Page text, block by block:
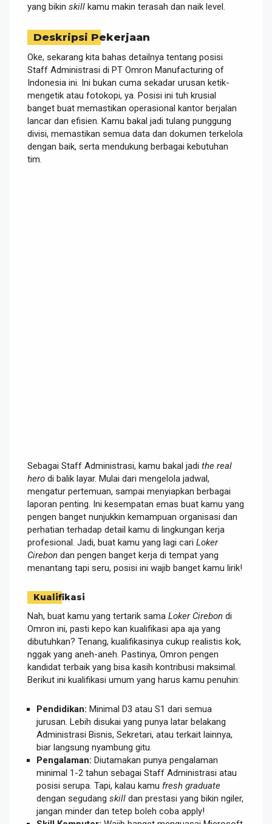
yang bikin skill kamu makin terasah dan naik level.
Deskripsi Pekerjaan
Oke, sekarang kita bahas detailnya tentang posisi
Staff Administrasi di PT Omron Manufacturing of
Indonesia ini. Ini bukan cuma sekadar urusan ketik-
mengetik atau fotokopi, ya. Posisi ini tuh krusial
banget buat memastikan operasional kantor berjalan
lancar dan efisien. Kamu bakal jadi tulang punggung
divisi, memastikan semua data dan dokumen terkelola
dengan baik, serta mendukung berbagai kebutuhan
tim.
Sebagai Staff Administrasi, kamu bakal jadi the real
hero di balik layar. Mulai dari mengelola jadwal,
mengatur pertemuan, sampai menyiapkan berbagai
laporan penting. Ini kesempatan emas buat kamu yang
pengen banget nunjukkin kemampuan organisasi dan
perhatian terhadap detail kamu di lingkungan kerja
profesional. Jadi, buat kamu yang lagi cari Loker
Cirebon dan pengen banget kerja di tempat yang
menantang tapi seru, posisi ini wajib banget kamu lirik!
Kualifikasi
Nah, buat kamu yang tertarik sama Loker Cirebon di
Omron ini, pasti kepo kan kualifikasi apa aja yang
dibutuhkan? Tenang, kualifikasinya cukup realistis kok,
nggak yang aneh-aneh. Pastinya, Omron pengen
kandidat terbaik yang bisa kasih kontribusi maksimal.
Berikut ini kualifikasi umum yang harus kamu penuhin:
Pendidikan: Minimal D3 atau S1 dari semua
jurusan. Lebih disukai yang punya latar belakang
Administrasi Bisnis, Sekretari, atau terkait lainnya,
biar langsung nyambung gitu.
Pengalaman: Diutamakan punya pengalaman
minimal 1-2 tahun sebagai Staff Administrasi atau
posisi serupa. Tapi, kalau kamu fresh graduate
dengan segudang skill dan prestasi yang bikin ngiler,
jangan minder dan tetep boleh coba apply!